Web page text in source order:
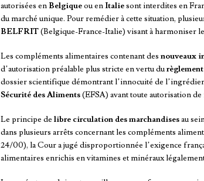
autorisées en Belgiqueou en Italiesont interdites en
du marché unique. Pour remédier à cette situation,
BELFRIT(Belgique-France-Italie) visant à harmoniser
Les compléments alimentaires contenant des nouveaux
d’autorisation préalable plus stricte en vertu du
dossier scientifique démontrant l’innocuité de
Sécurité des Aliments(EFSA) avant toute autorisation
Le principe de libre circulation des marchandisesau
dans plusieurs arrêts concernant les compléments
24/00), la Cour a jugé disproportionnée l’exigence
alimentaires enrichis en vitamines et minéraux